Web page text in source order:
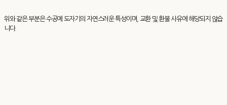
위와 같은 부분은 수공예 도자기의 자연스러운 특성이며, 교환 및 환불 사유에 해당되지 않습
니다.